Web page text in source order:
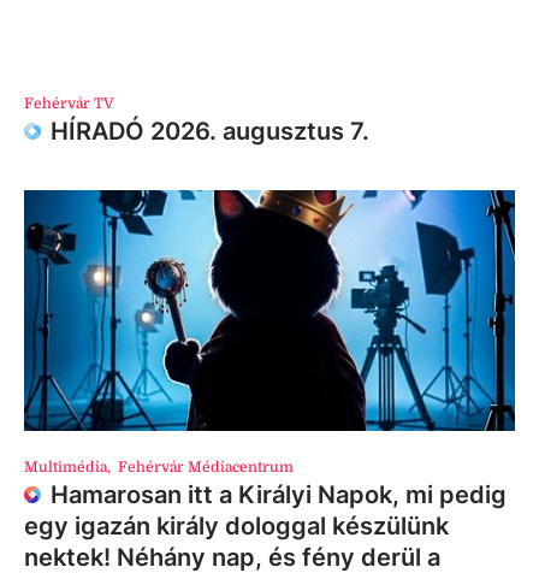
Fehérvár TV
HÍRADÓ 2026. augusztus 7.
Multimédia, Fehérvár Médiacentrum
Hamarosan itt a Királyi Napok, mi pedig
egy igazán király dologgal készülünk
nektek! Néhány nap, és fény derül a